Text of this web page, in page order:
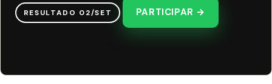
RESULTADO 02/SET PARTICIPAR →